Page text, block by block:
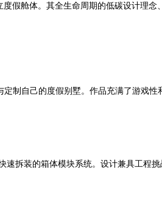
假舱体。其全生命周期的低碳设计理
制自己的度假别墅。作品充满了游戏
拆装的箱体模块系统。设计兼具工程